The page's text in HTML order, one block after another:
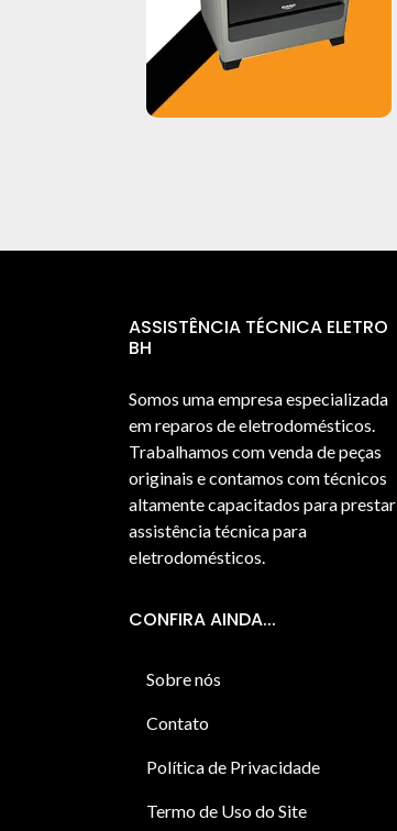
ASSISTÊNCIA TÉCNICA ELETRO
BH
Somos uma empresa especializada
em reparos de eletrodomésticos.
Trabalhamos com venda de peças
originais e contamos com técnicos
altamente capacitados para prestar
assistência técnica para
eletrodomésticos.
CONFIRA AINDA...
Sobre nós
Contato
Política de Privacidade
Termo de Uso do Site